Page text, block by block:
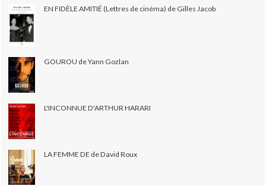
EN FIDÈLE AMITIÉ (Lettres de cinéma) de Gilles Jacob
GOUROU de Yann Gozlan
L'INCONNUE D'ARTHUR HARARI
LA FEMME DE de David Roux